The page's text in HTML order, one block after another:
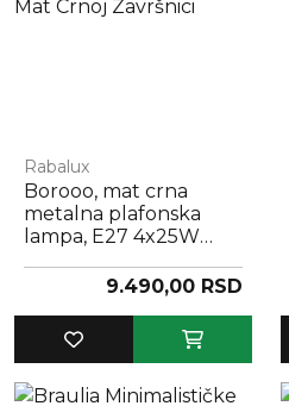
Rabalux
Borooo, mat crna
metalna plafonska
lampa, E27 4x25W
9.490,00 RSD